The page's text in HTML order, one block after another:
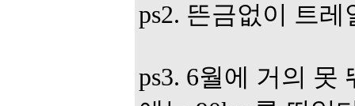
ps2. 뜬금없이 트
ps3. 6월에 거의 못